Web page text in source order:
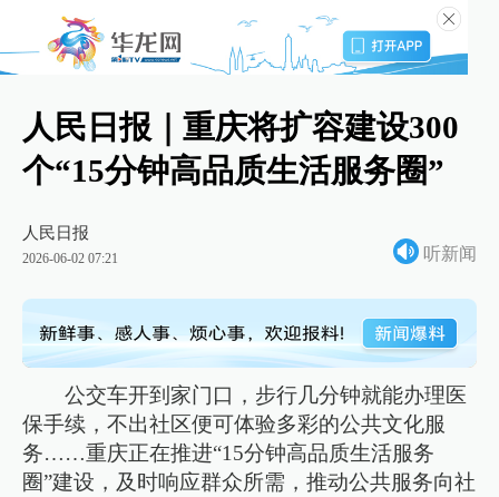
人民日报｜重庆将扩容建设300
个“15分钟高品质生活服务圈”
人民日报
2026-06-02 07:21 听新闻
公交车开到家门口，步行几分钟就能办理医
保手续，不出社区便可体验多彩的公共文化服
务……重庆正在推进“15分钟高品质生活服务
圈”建设，及时响应群众所需，推动公共服务向社